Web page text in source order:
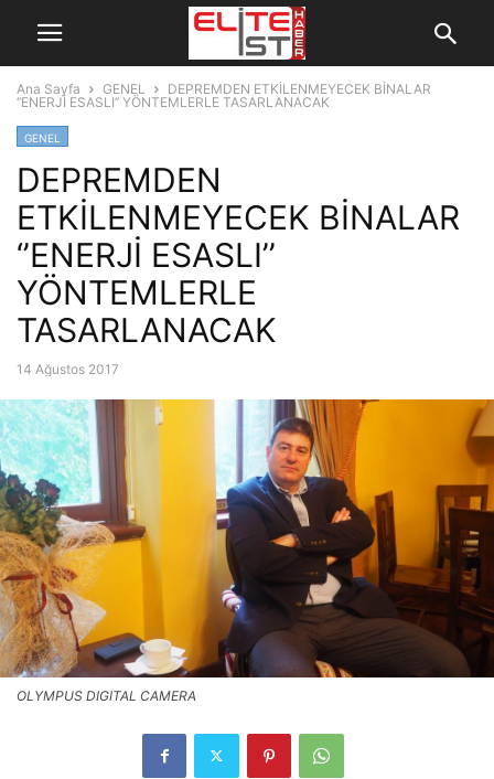
Ana Sayfa GENEL
DEPREMDEN ETKİLENMEYECEK BİNALAR
‘’ENERJİ ESASLI’’ YÖNTEMLERLE TASARLANACAK
GENEL
DEPREMDEN
ETKİLENMEYECEK BİNALAR
‘’ENERJİ ESASLI’’
YÖNTEMLERLE
TASARLANACAK
14 Ağustos 2017
OLYMPUS DIGITAL CAMERA